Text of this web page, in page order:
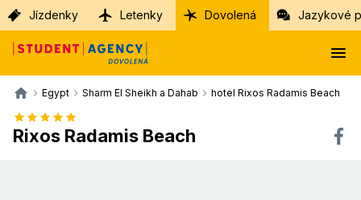
Jízdenky Letenky Dovolená Jazykové
Egypt Sharm El Sheikh a Dahab hotel Rixos Radamis Beach
Rixos Radamis Beach